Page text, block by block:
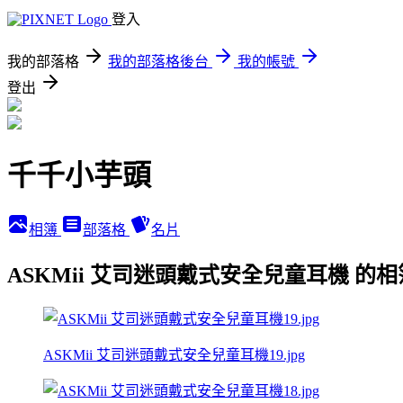
登入
我的部落格 我的部落格後台
我的帳號
登出
千千小芋頭
相簿 部落格 名片
ASKMii 艾司迷頭戴式安全兒童耳機 的相
ASKMii 艾司迷頭戴式安全兒童耳機19.jpg